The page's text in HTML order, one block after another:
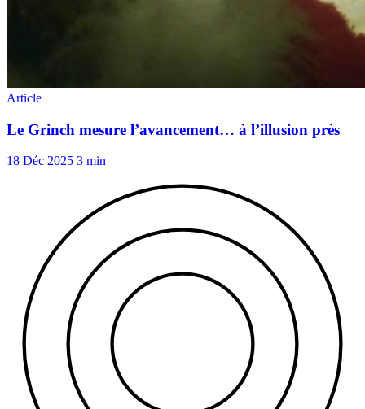
18 Déc 2025 3 min